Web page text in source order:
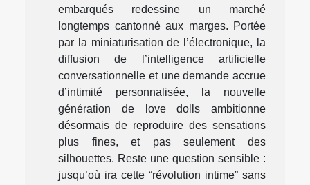
embarqués redessine un marché
longtemps cantonné aux marges. Portée
par la miniaturisation de l’électronique, la
diffusion de l’intelligence artificielle
conversationnelle et une demande accrue
d’intimité personnalisée, la nouvelle
génération de love dolls ambitionne
désormais de reproduire des sensations
plus fines, et pas seulement des
silhouettes. Reste une question sensible :
jusqu’où ira cette “révolution intime” sans